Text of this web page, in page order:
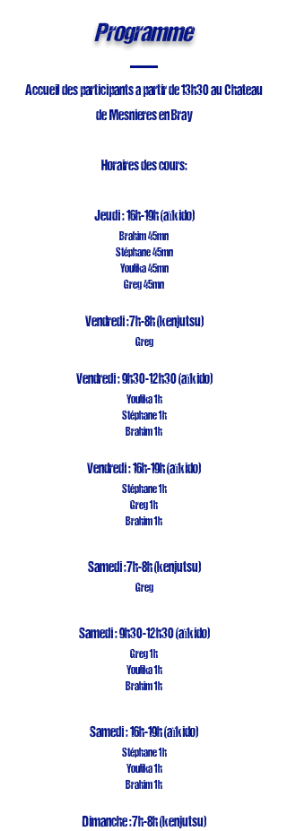
Programme
Accueil des participants a partir de 13h30 au Chateau
de Mesnieres en Bray
Horaires des cours:
Jeudi : 16h-19h (aïkido)
Brahim 45mn
Stéphane 45mn
Youlika 45mn
Greg 45mn
Vendredi :7h-8h (kenjutsu)
Greg
Vendredi : 9h30-12h30(aïkido)
Youlika 1h
Stéphane 1h
Brahim 1h
Vendredi : 16h-19h(aïkido)
Stéphane 1h
Greg 1h
Brahim 1h
Samedi :7h-8h (kenjutsu)
Greg
Samedi : 9h30-12h30(aïkido)
Greg 1h
Youlika 1h
Brahim 1h
Samedi : 16h-19h(aïkido)
Stéphane 1h
Youlika 1h
Brahim 1h
Dimanche :7h-8h (kenjutsu)